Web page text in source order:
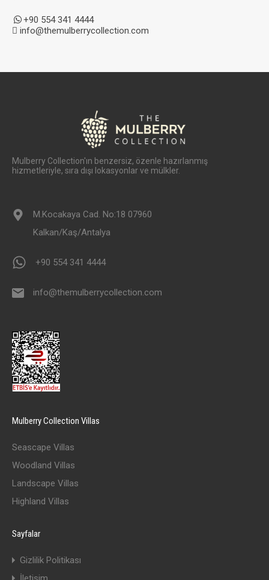
+90 554 341 4444
info@themulberrycollection.com
Mulberry Collection'ın benzersiz, özenle hazırlanmış
hizmetleriyle, sıra dışı lokasyonlar ve mülkler.
M.Kocakaya Cad. No:18 07960
Kalkan/Kaş/Antalya
+90 554 341 4444
info@themulberrycollection.com
Mulberry Collection Villas
Seascape Villas
Woodland Villas
Landscape Villas
Highland Villas
Sayfalar
Gizlilik Politikası